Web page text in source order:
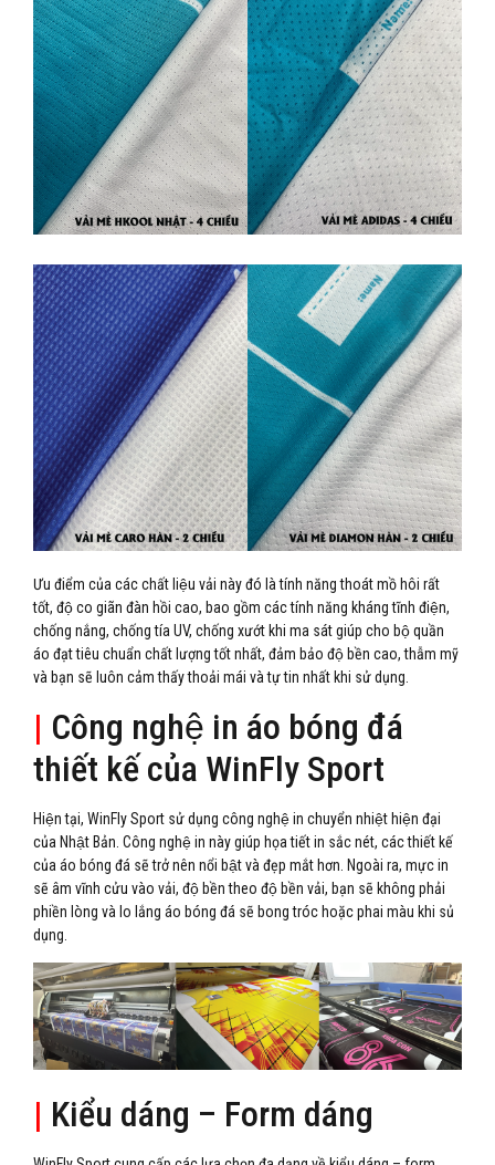
Ưu điểm của các chất liệu vải này đó là tính năng thoát mồ hôi rất
tốt, độ co giãn đàn hồi cao, bao gồm các tính năng kháng tĩnh điện,
chống nắng, chống tía UV, chống xướt khi ma sát giúp cho bộ quần
áo đạt tiêu chuẩn chất lượng tốt nhất, đảm bảo độ bền cao, thẫm mỹ
và bạn sẽ luôn cảm thấy thoải mái và tự tin nhất khi sử dụng.
| Công nghệ in áo bóng đá
thiết kế của WinFly Sport
Hiện tại, WinFly Sport sử dụng công nghệ in chuyển nhiệt hiện đại
của Nhật Bản. Công nghệ in này giúp họa tiết in sắc nét, các thiết kế
của áo bóng đá sẽ trở nên nổi bật và đẹp mắt hơn. Ngoài ra, mực in
sẽ âm vĩnh cửu vào vải, độ bền theo độ bền vải, bạn sẽ không phải
phiền lòng và lo lắng áo bóng đá sẽ bong tróc hoặc phai màu khi sủ
dụng.
| Kiểu dáng – Form dáng